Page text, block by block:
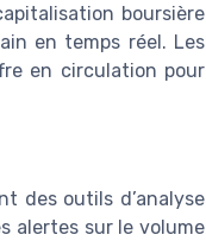
boursière
en temps réel. Les
en circulation pour
des outils d’analyse
alertes sur le volume